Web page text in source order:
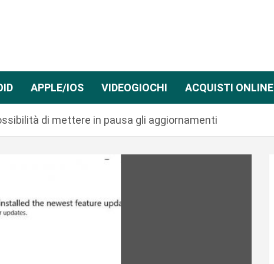
APPLE/IOS VIDEOGIOCHI ACQUISTI ONLINE
di mettere in pausa gli aggiornamenti